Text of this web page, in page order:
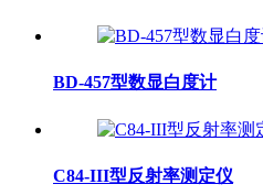
BD-457型数显白度计
C84-III型反射率测定仪